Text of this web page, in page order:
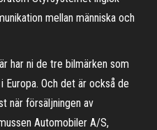
mellan människa och
har ni de tre bilmärken som
Europa. Och det är också de
när försäljningen av
Automobiler A/S,